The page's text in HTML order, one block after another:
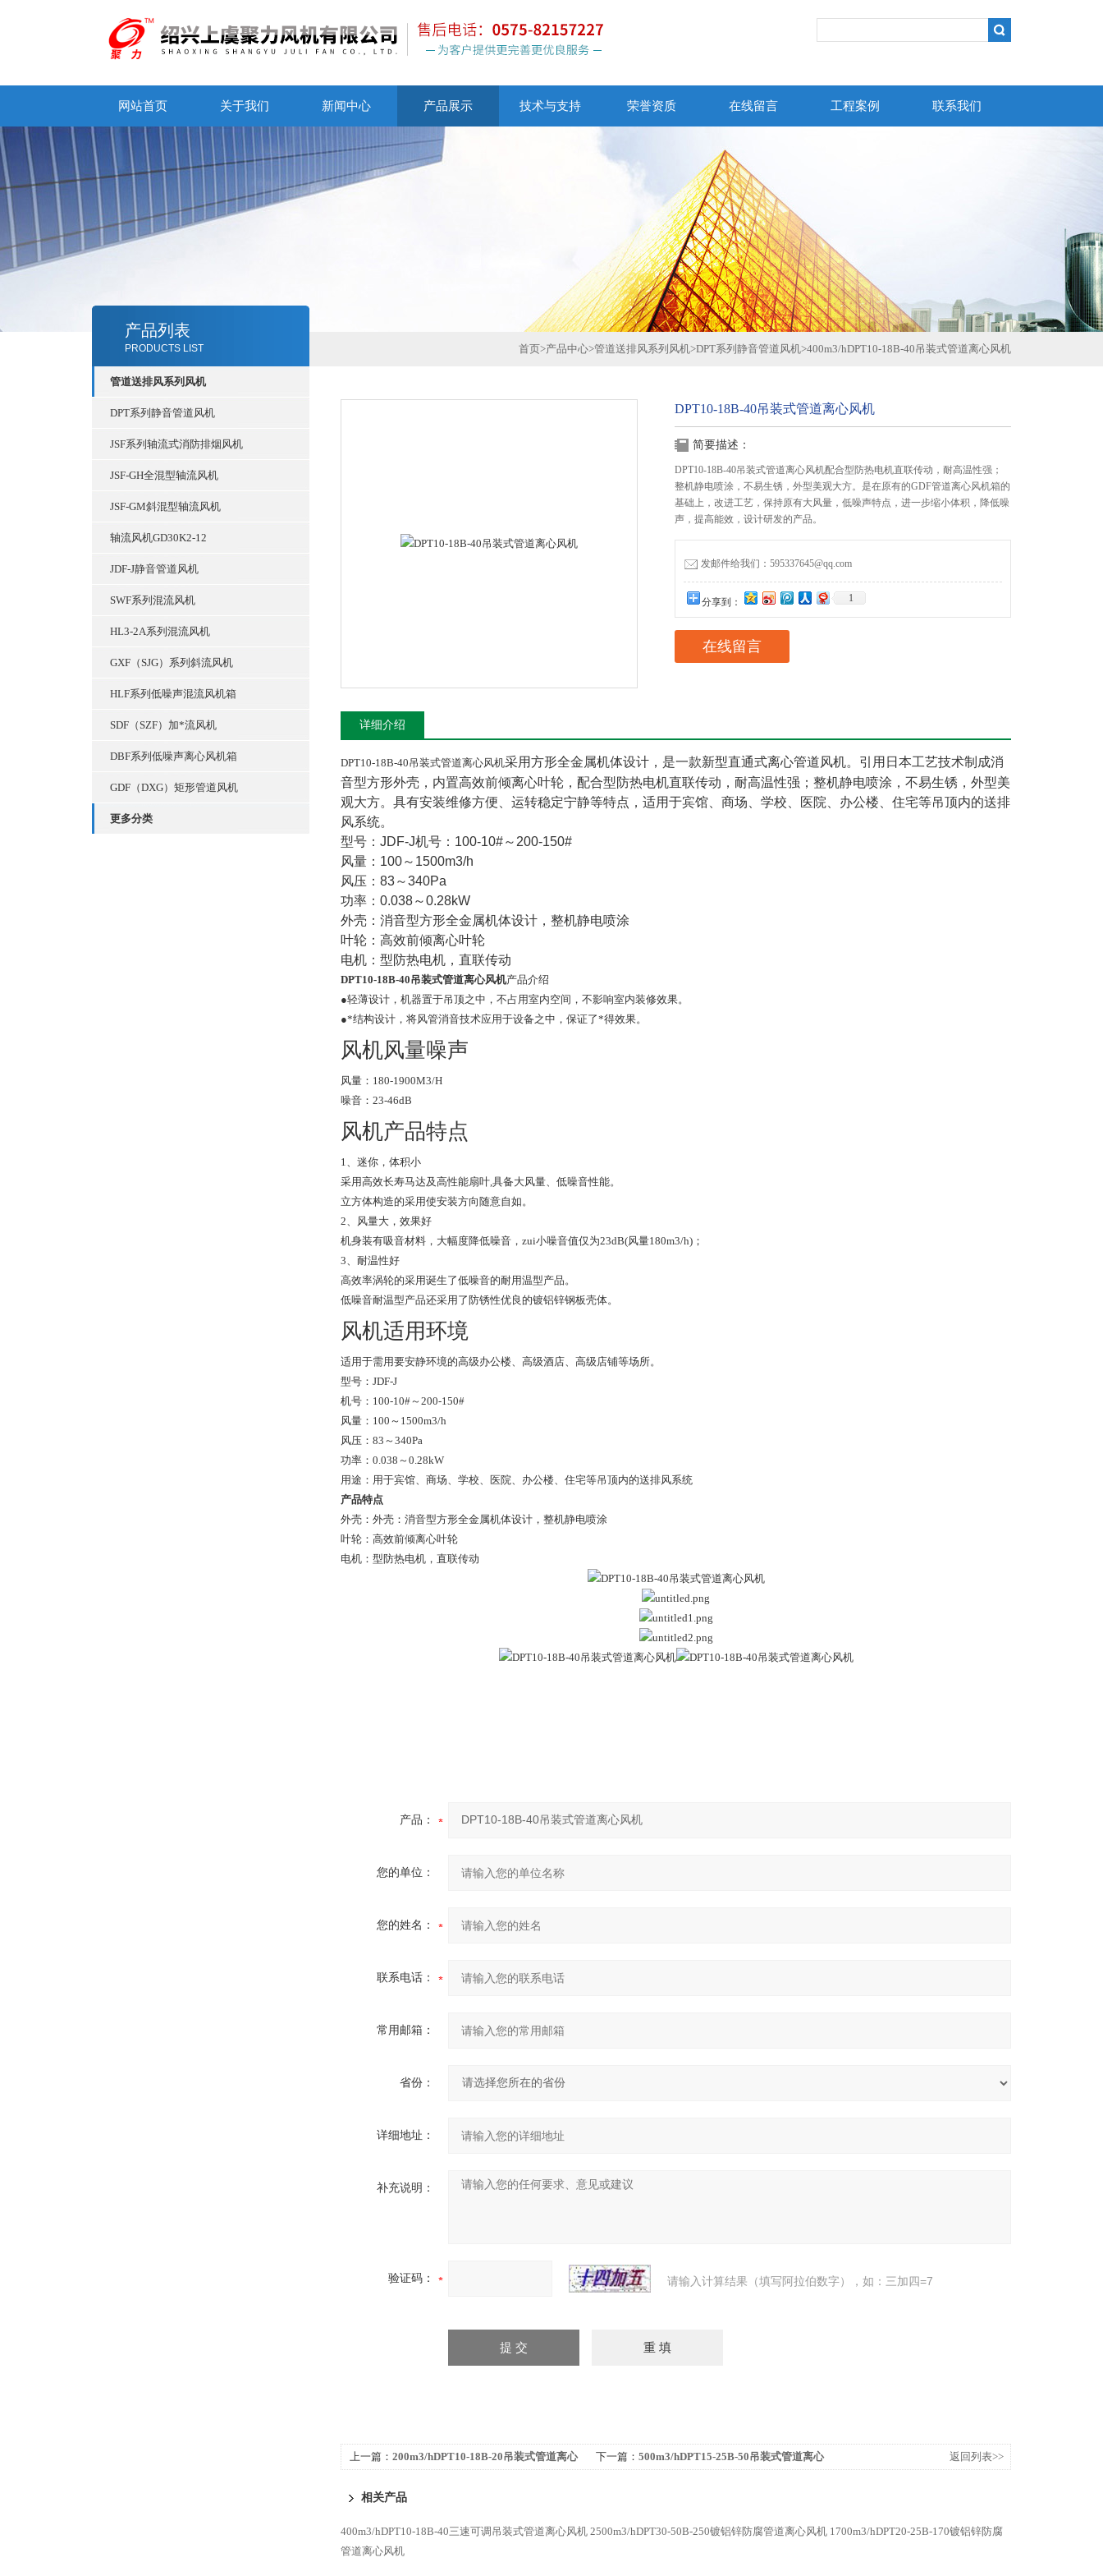
网站首页 关于我们 新闻中心 产品展示 技术与支持 荣誉资质 在线留言 工程案例 联系我们
产品列表
PRODUCTS LIST
管道送排风系列风机
DPT系列静音管道风机
JSF系列轴流式消防排烟风机
JSF-GH全混型轴流风机
JSF-GM斜混型轴流风机
轴流风机GD30K2-12
JDF-J静音管道风机
SWF系列混流风机
HL3-2A系列混流风机
GXF（SJG）系列斜流风机
HLF系列低噪声混流风机箱
SDF（SZF）加*流风机
DBF系列低噪声离心风机箱
GDF（DXG）矩形管道风机
更多分类
首页>产品中心>管道送排风系列风机>DPT系列静音管道风机>400m3/hDPT10-18B-40吊装式管道离心风机
DPT10-18B-40吊装式管道离心风机
简要描述：
DPT10-18B-40吊装式管道离心风机配合型防热电机直联传动，耐高温性强；
整机静电喷涂，不易生锈，外型美观大方。是在原有的GDF管道离心风机箱的
基础上，改进工艺，保持原有大风量，低噪声特点，进一步缩小体积，降低噪
声，提高能效，设计研发的产品。
发邮件给我们：595337645@qq.com
分享到： 1
在线留言
详细介绍
DPT10-18B-40吊装式管道离心风机采用方形全金属机体设计，是一款新型直通式离心管道风机。引用日本工艺技术制成消
音型方形外壳，内置高效前倾离心叶轮，配合型防热电机直联传动，耐高温性强；整机静电喷涂，不易生锈，外型美
观大方。具有安装维修方便、运转稳定宁静等特点，适用于宾馆、商场、学校、医院、办公楼、住宅等吊顶内的送排
风系统。
型号：JDF-J机号：100-10#～200-150#
风量：100～1500m3/h
风压：83～340Pa
功率：0.038～0.28kW
外壳：消音型方形全金属机体设计，整机静电喷涂
叶轮：高效前倾离心叶轮
电机：型防热电机，直联传动
DPT10-18B-40吊装式管道离心风机产品介绍
●轻薄设计，机器置于吊顶之中，不占用室内空间，不影响室内装修效果。
●*结构设计，将风管消音技术应用于设备之中，保证了*得效果。
风机风量噪声
风量：180-1900M3/H
噪音：23-46dB
风机产品特点
1、迷你，体积小
采用高效长寿马达及高性能扇叶,具备大风量、低噪音性能。
立方体构造的采用使安装方向随意自如。
2、风量大，效果好
机身装有吸音材料，大幅度降低噪音，zui小噪音值仅为23dB(风量180m3/h)；
3、耐温性好
高效率涡轮的采用诞生了低噪音的耐用温型产品。
低噪音耐温型产品还采用了防锈性优良的镀铝锌钢板壳体。
风机适用环境
适用于需用要安静环境的高级办公楼、高级酒店、高级店铺等场所。
型号：JDF-J
机号：100-10#～200-150#
风量：100～1500m3/h
风压：83～340Pa
功率：0.038～0.28kW
用途：用于宾馆、商场、学校、医院、办公楼、住宅等吊顶内的送排风系统
产品特点
外壳：外壳：消音型方形全金属机体设计，整机静电喷涂
叶轮：高效前倾离心叶轮
电机：型防热电机，直联传动
产品：
您的单位：
您的姓名：
联系电话：
常用邮箱：
省份：
详细地址：
补充说明：
验证码： 请输入计算结果（填写阿拉伯数字），如：三加四=7
上一篇： 200m3/hDPT10-18B-20吊装式管道离心
下一篇： 500m3/hDPT15-25B-50吊装式管道离心
返回列表>>
相关产品
400m3/hDPT10-18B-40三速可调吊装式管道离心风机 2500m3/hDPT30-50B-250镀铝锌防腐管道离心风机 1700m3/hDPT20-25B-170镀铝锌防腐
管道离心风机